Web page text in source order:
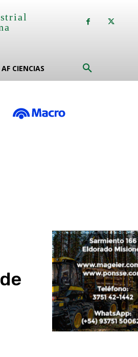
AF CIENCIAS